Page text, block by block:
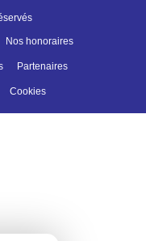
Nos honoraires
Partenaires
Cookies